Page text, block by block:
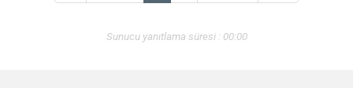
Sunucu yanıtlama süresi : 00:00